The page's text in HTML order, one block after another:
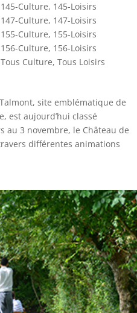
145-Culture, 145-Loisirs
147-Culture, 147-Loisirs
155-Culture, 155-Loisirs
156-Culture, 156-Loisirs
Tous Culture, Tous Loisirs
site emblématique de
est aujourd’hui classé
au 3 novembre, le Château de
différentes animations